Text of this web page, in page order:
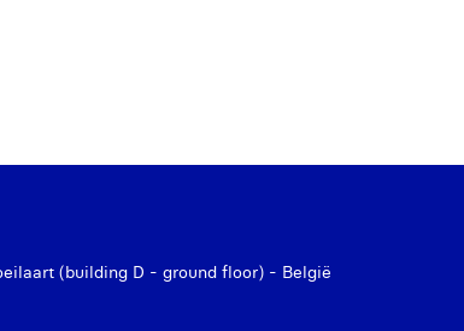
(building D - ground floor) - België